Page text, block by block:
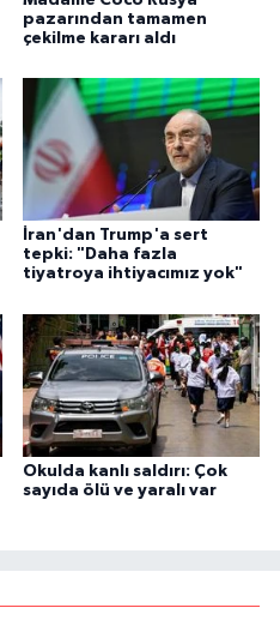
pazarından tamamen
çekilme kararı aldı
İran'dan Trump'a sert
tepki: "Daha fazla
tiyatroya ihtiyacımız yok"
Okulda kanlı saldırı: Çok
sayıda ölü ve yaralı var